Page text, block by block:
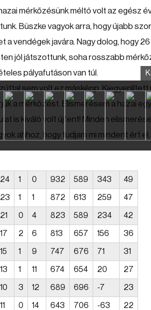
mérkőzésünk méltó volt az egész
Büszke vagyok arra, hogy újabb
vendégek javára. Nagy dolog, hogy
jól játszottunk, soha rosszabb
pályafutáson van túl.
sem volt ez másképp.
a mérkőzést. Elismerésem a hazai
is kiváló volt újfent! Minden
ahhoz, hogy tudjam mi mindent ért el.
24 1 0 932 589 343 49
23 1 1 872 613 259 47
21 0 4 823 589 234 42
17 2 6 813 657 156 36
15 1 9 747 676 71 31
13 1 11 674 654 20 27
10 3 12 689 696 -7 23
11 0 14 643 706 -63 22